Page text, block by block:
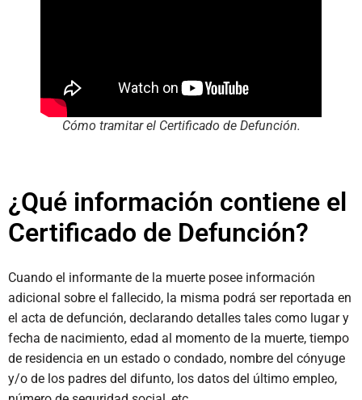
Cómo tramitar el Certificado de Defunción.
¿Qué información contiene el
Certificado de Defunción?
Cuando el informante de la muerte posee información
adicional sobre el fallecido, la misma podrá ser reportada en
el acta de defunción, declarando detalles tales como lugar y
fecha de nacimiento, edad al momento de la muerte, tiempo
de residencia en un estado o condado, nombre del cónyuge
y/o de los padres del difunto, los datos del último empleo,